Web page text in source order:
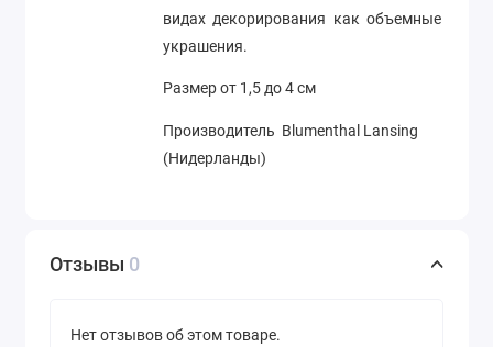
видах декорирования как объемные
украшения.
Размер от 1,5 до 4 см
Производитель Blumenthal Lansing
(Нидерланды)
Отзывы 0
Нет отзывов об этом товаре.